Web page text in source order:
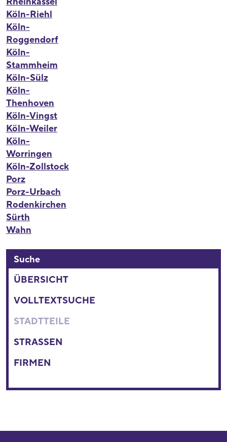
Köln-Riehl
Köln-
Roggendorf
Köln-
Stammheim
Köln-Sülz
Köln-
Thenhoven
Köln-Vingst
Köln-Weiler
Köln-
Worringen
Köln-Zollstock
Porz
Porz-Urbach
Rodenkirchen
Sürth
Wahn
Suche
ÜBERSICHT
VOLLTEXTSUCHE
STADTTEILE
STRASSEN
FIRMEN